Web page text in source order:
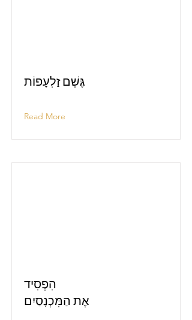
גֶּשֶׁם זַלְעָפוֹת
Read More
הִפְסִיד
אֶת הַמִּכְנָסַיִם